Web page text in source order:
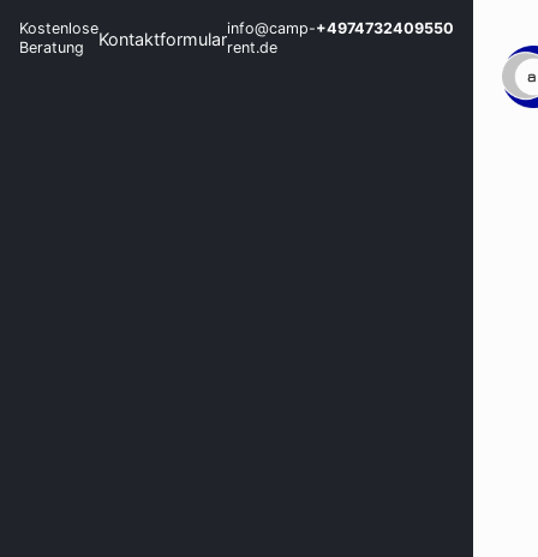
Kostenlose
Beratung
Kontaktformularinfo@camp-
rent.de
+4974732409550